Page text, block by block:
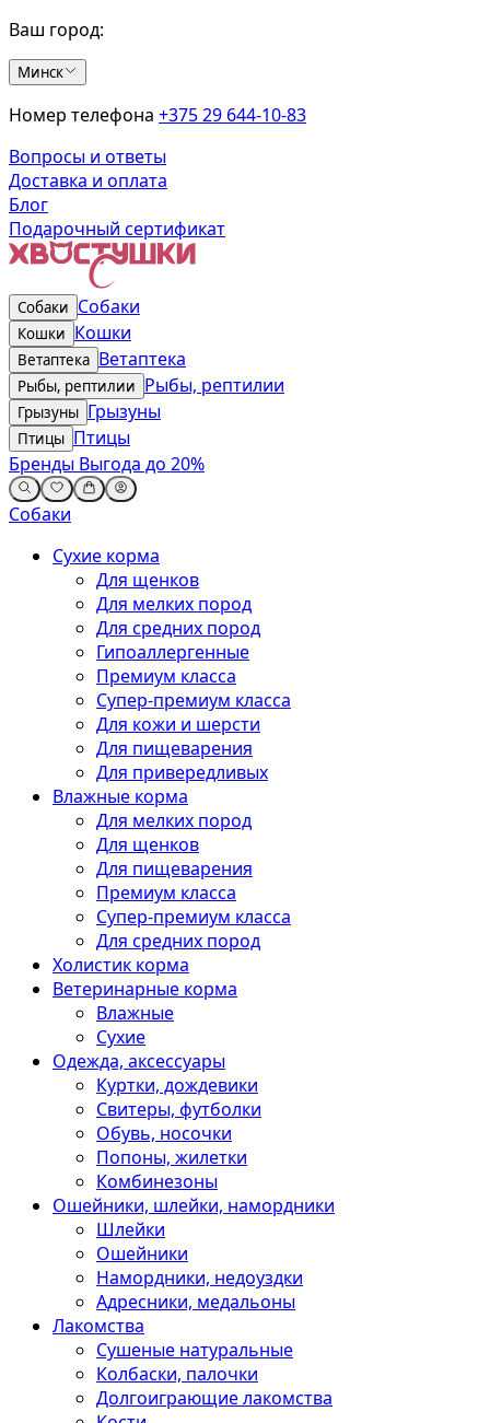
Ваш город:
Минск
Номер телефона +375 29 644-10-83
Вопросы и ответы
Доставка и оплата
Блог
Подарочный сертификат
Собаки Собаки
Кошки Кошки
Ветаптека Ветаптека
Рыбы, рептилии Рыбы, рептилии
Грызуны Грызуны
Птицы Птицы
Бренды Выгода до 20%
Собаки
Сухие корма
Для щенков
Для мелких пород
Для средних пород
Гипоаллергенные
Премиум класса
Супер-премиум класса
Для кожи и шерсти
Для пищеварения
Для привередливых
Влажные корма
Для мелких пород
Для щенков
Для пищеварения
Премиум класса
Супер-премиум класса
Для средних пород
Холистик корма
Ветеринарные корма
Влажные
Сухие
Одежда, аксессуары
Куртки, дождевики
Свитеры, футболки
Обувь, носочки
Попоны, жилетки
Комбинезоны
Ошейники, шлейки, намордники
Шлейки
Ошейники
Намордники, недоуздки
Адресники, медальоны
Лакомства
Сушеные натуральные
Колбаски, палочки
Долгоиграющие лакомства